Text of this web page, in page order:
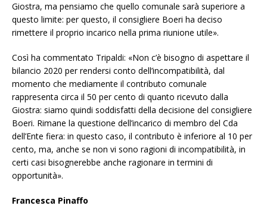
Giostra, ma pensiamo che quello comunale sarà superiore a
questo limite: per questo, il consigliere Boeri ha deciso
rimettere il proprio incarico nella prima riunione utile».
Così ha commentato Tripaldi: «Non c’è bisogno di aspettare il
bilancio 2020 per rendersi conto dell’incompatibilità, dal
momento che mediamente il contributo comunale
rappresenta circa il 50 per cento di quanto ricevuto dalla
Giostra: siamo quindi soddisfatti della decisione del consigliere
Boeri. Rimane la questione dell’incarico di membro del Cda
dell’Ente fiera: in questo caso, il contributo è inferiore al 10 per
cento, ma, anche se non vi sono ragioni di incompatibilità, in
certi casi bisognerebbe anche ragionare in termini di
opportunità».
Francesca Pinaffo